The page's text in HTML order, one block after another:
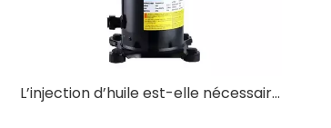
L’injection d’huile est-elle nécessaire lors du fonctionnement du compresseur à spirale ?